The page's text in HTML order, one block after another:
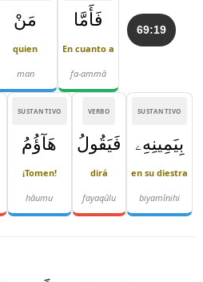
69:19 فَأَمَّا
En cuanto a
fa-ammā
مَنْ
quien
man
SUSTANTIVO
بِيَمِينِهِۦ
en su diestra
biyamīnihi
VERBO
فَيَقُولُ
dirá
fayaqūlu
SUSTANTIVO
هَآؤُمُ
¡Tomen!
hāumu